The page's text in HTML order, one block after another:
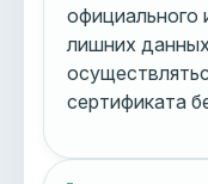
официального
лишних
сертификата